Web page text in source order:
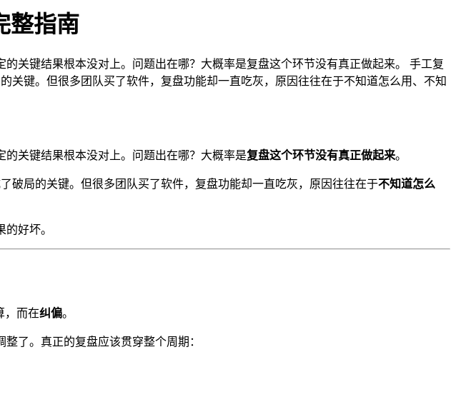
整指南
关键结果根本没对上。问题出在哪？大概率是复盘这个环节没有真正做起来。 手工复
关键。但很多团队买了软件，复盘功能却一直吃灰，原因往往在于不知道怎么用、不知
关键结果根本没对上。问题出在哪？大概率是复盘这个环节没有真正做起来。
破局的关键。但很多团队买了软件，复盘功能却一直吃灰，原因往往在于不知道怎么
好坏。
，而在纠偏。
了。真正的复盘应该贯穿整个周期：